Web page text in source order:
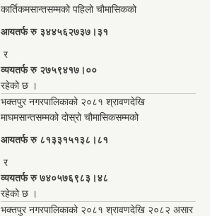
कार्तिकमसान्तसम्मको पहिलो चौमासिकको
आयतर्फ रु‌ ३४४५६२७३७।३१
र
व्ययतर्फ रु २७५९४१७।००
रहेको छ ।
भक्तपुर नगरपालिकाको २०८१ श्रावणदेखि
माघमसान्तसम्मको दोस्रो चौमासिकसम्मको
आयतर्फ रु‌ ८१३३१५१३८।८१
र
व्ययतर्फ रु ७४०५७६९८३।४८
रहेको छ ।
भक्तपुर नगरपालिकाको २०८१ श्रावणदेखि २०८२ असार